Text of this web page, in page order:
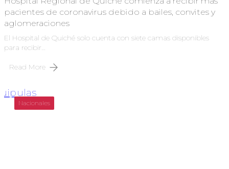
pacientes de coronavirus debido a bailes, convites y
aglomeraciones
El Hospital de Quiché solo cuenta con siete camas disponibles
para recibir…
Read More
Nacionales